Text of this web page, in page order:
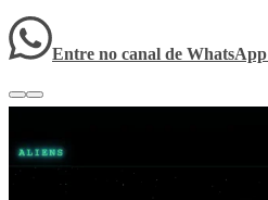
Entre no canal de WhatsApp